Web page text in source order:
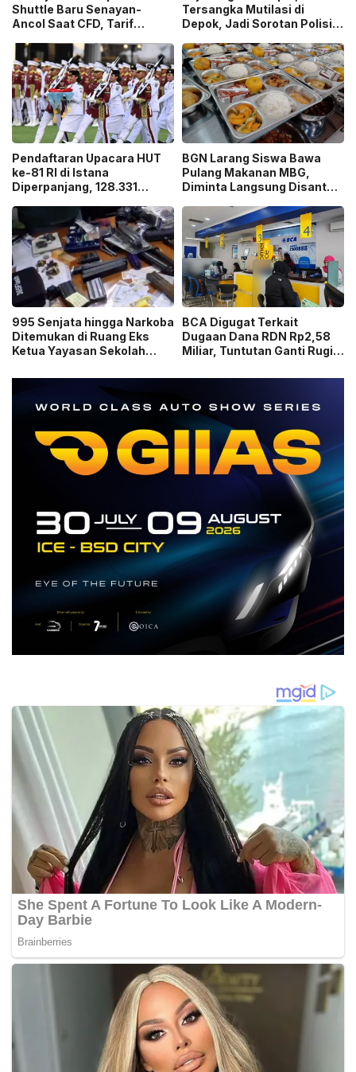
Shuttle Baru Senayan-
Ancol Saat CFD, Tarif
Tersangka Mutilasi di
Depok, Jadi Sorotan Polisi
Pendaftaran Upacara HUT
ke-81 RI di Istana
Diperpanjang, 128.331
Ticket”
BGN Larang Siswa Bawa
Pulang Makanan MBG,
Diminta Langsung Disantap
995 Senjata hingga Narkoba
Ditemukan di Ruang Eks
Ketua Yayasan Sekolah
Ekskul Menembak!
BCA Digugat Terkait
Dugaan Dana RDN Rp2,58
Miliar, Tuntutan Ganti Rugi